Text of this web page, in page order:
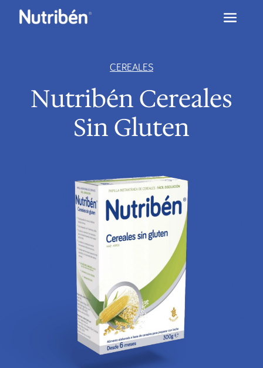
CEREALES
Nutribén Cereales
Sin Gluten